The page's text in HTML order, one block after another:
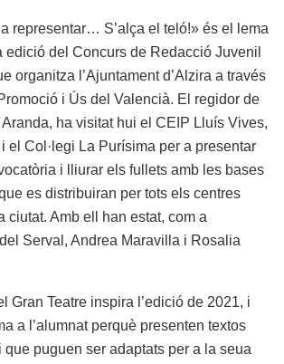
representar… S’alça el teló!» és el lema
edició del Concurs de Redacció Juvenil
organitza l’Ajuntament d’Alzira a través
i Ús del Valencià. El regidor de
ha visitat hui el CEIP Lluís Vives,
i el Col·legi La Purísima per a presentar
i lliurar els fullets amb les bases
es distribuiran per tots els centres
ciutat. Amb ell han estat, com a
Serval, Andrea Maravilla i Rosalia
Gran Teatre inspira l’edició de 2021, i
a l’alumnat perquè presenten textos
que puguen ser adaptats per a la seua